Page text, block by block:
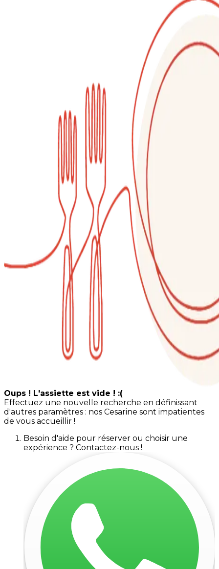
Oups ! L'assiette est vide ! :(
Effectuez une nouvelle recherche en définissant
d'autres paramètres : nos Cesarine sont impatientes
de vous accueillir !
Besoin d'aide pour réserver ou choisir une
expérience ? Contactez-nous !